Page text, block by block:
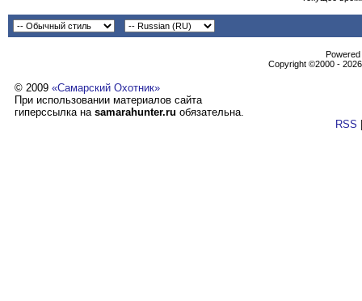
Copyright ©2000 -
© 2009 «Самарский Охотник»
При использовании материалов сайта
гиперссылка на samarahunter.ru обязательна.
RSS